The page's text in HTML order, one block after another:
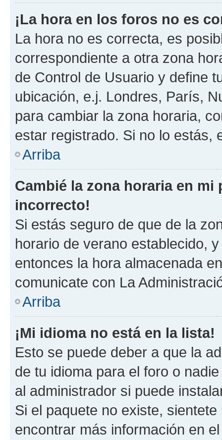
¡La hora en los foros no es
La hora no es correcta, es
correspondiente a otra zona
de Control de Usuario y define
ubicación, e.j. Londres, París,
para cambiar la zona horaria,
estar registrado. Si no lo estás,
Arriba
Cambié la zona horaria en
incorrecto!
Si estás seguro de que de la
horario de verano establecido,
entonces la hora almacenada
comunicate con La
Arriba
¡Mi idioma no está en la lista!
Esto se puede deber a que la
de tu idioma para el foro o
al administrador si puede
Si el paquete no existe,
encontrar más información en